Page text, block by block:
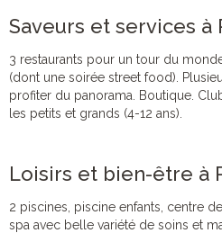
Saveurs et services à
3 restaurants pour un tour du
(dont une soirée street food).
profiter du panorama. Boutique.
les petits et grands (4-12 ans).
Loisirs et bien-être à
2 piscines, piscine enfants, centre
spa avec belle variété de soins et